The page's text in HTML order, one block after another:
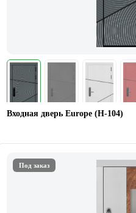
Входная дверь Europe (Н-104)
Под заказ